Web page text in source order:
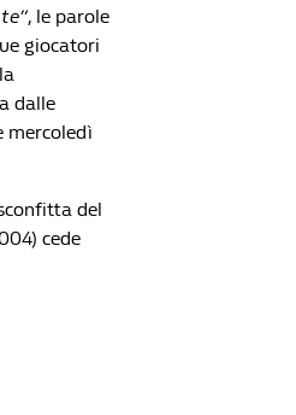
, le parole
giocatori
dalle
mercoledì
del
cede